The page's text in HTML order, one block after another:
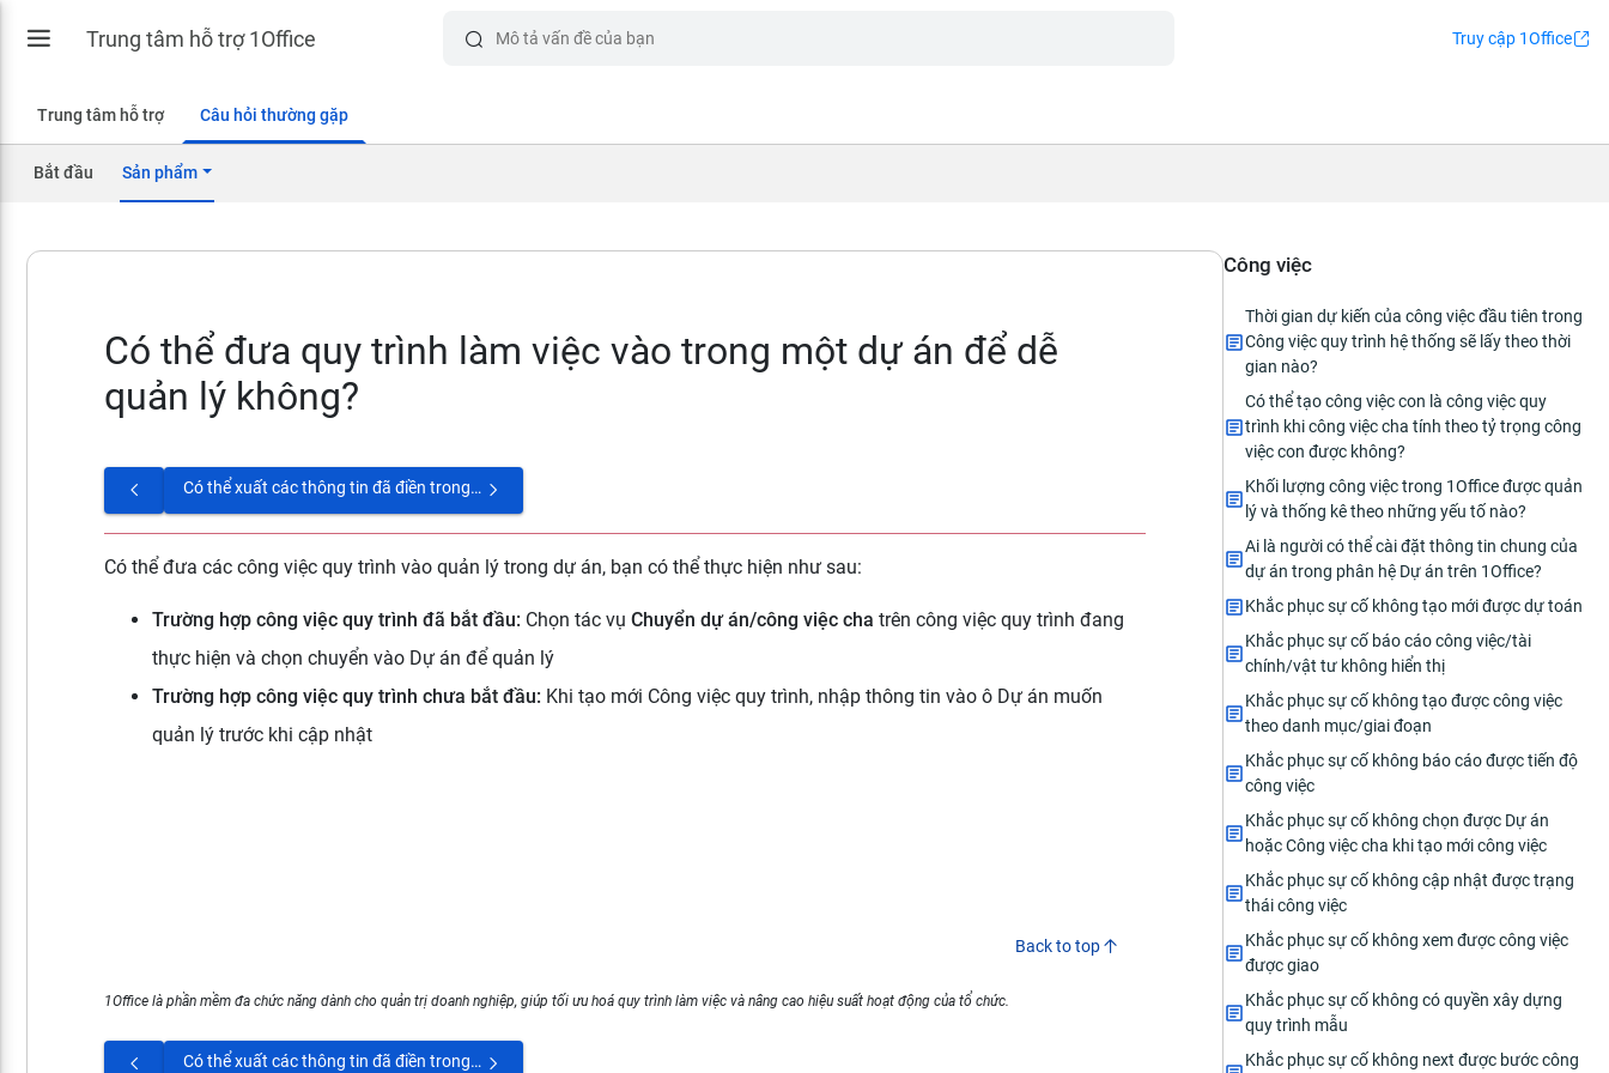
Trung tâm hỗ trợ 1Office Truy cập 1Office
Trung tâm hỗ trợ Câu hỏi thường gặp
Bắt đầu Sản phẩm
Có thể đưa quy trình làm việc vào trong một dự án để dễ
quản lý không?
Có thể xuất các thông tin đã điền trong quy trình vào các biểu mẫu để in được không?
Có thể đưa các công việc quy trình vào quản lý trong dự án, bạn có thể thực hiện như sau:
Trường hợp công việc quy trình đã bắt đầu: Chọn tác vụ Chuyển dự án/công việc cha trên công việc quy trình đang
thực hiện và chọn chuyển vào Dự án để quản lý
Trường hợp công việc quy trình chưa bắt đầu: Khi tạo mới Công việc quy trình, nhập thông tin vào ô Dự án muốn
quản lý trước khi cập nhật
Back to top
1Office là phần mềm đa chức năng dành cho quản trị doanh nghiệp, giúp tối ưu hoá quy trình làm việc và nâng cao hiệu suất hoạt động của tổ chức.
Có thể xuất các thông tin đã điền trong quy trình vào các biểu mẫu để in được không?
Công việc
Thời gian dự kiến của công việc đầu tiên trong
Công việc quy trình hệ thống sẽ lấy theo thời
gian nào?
Có thể tạo công việc con là công việc quy
trình khi công việc cha tính theo tỷ trọng công
việc con được không?
Khối lượng công việc trong 1Office được quản
lý và thống kê theo những yếu tố nào?
Ai là người có thể cài đặt thông tin chung của
dự án trong phân hệ Dự án trên 1Office?
Khắc phục sự cố không tạo mới được dự toán
Khắc phục sự cố báo cáo công việc/tài
chính/vật tư không hiển thị
Khắc phục sự cố không tạo được công việc
theo danh mục/giai đoạn
Khắc phục sự cố không báo cáo được tiến độ
công việc
Khắc phục sự cố không chọn được Dự án
hoặc Công việc cha khi tạo mới công việc
Khắc phục sự cố không cập nhật được trạng
thái công việc
Khắc phục sự cố không xem được công việc
được giao
Khắc phục sự cố không có quyền xây dựng
quy trình mẫu
Khắc phục sự cố không next được bước công